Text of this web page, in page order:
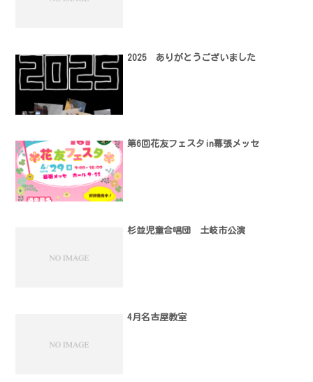
2025 ありがとうございました
第6回花友フェスタin幕張メッセ
杉並児童合唱団 土岐市公演
4月名古屋教室